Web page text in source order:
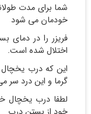
خودمان می شود
فریزر را در دمای
اختلال شده است.
این که درب یخچال
گرما و این درد سر
لطفا درب یخچال